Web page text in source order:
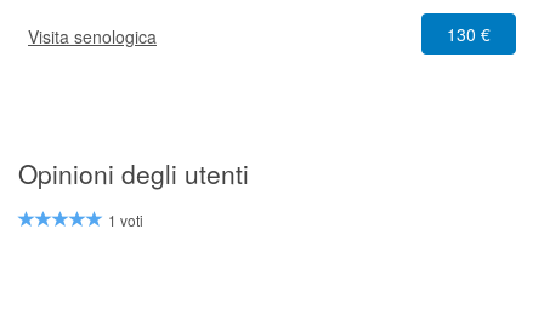
Visita senologica 130 €
Opinioni degli utenti
1 voti